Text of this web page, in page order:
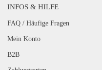
INFOS & HILFE
FAQ / Häufige Fragen
Mein Konto
B2B